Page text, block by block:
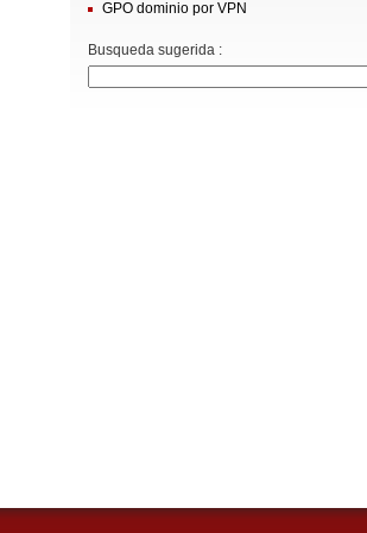
GPO dominio por VPN
Busqueda sugerida :